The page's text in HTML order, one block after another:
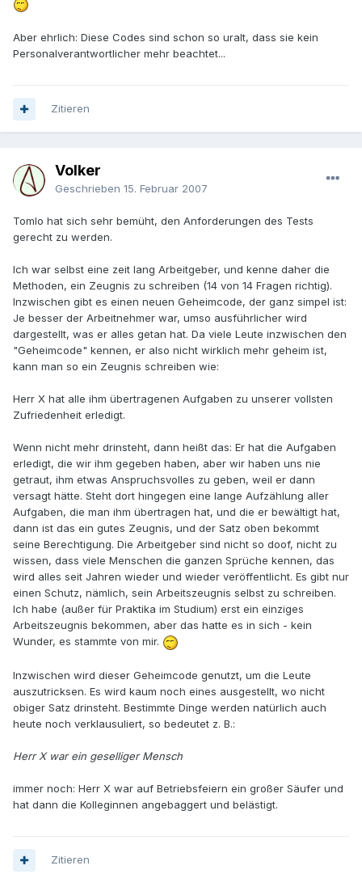
Aber ehrlich: Diese Codes sind schon so uralt, dass sie kein
Personalverantwortlicher mehr beachtet...
Zitieren
Volker
Geschrieben 15. Februar 2007
Tomlo hat sich sehr bemüht, den Anforderungen des Tests
gerecht zu werden.
Ich war selbst eine zeit lang Arbeitgeber, und kenne daher die
Methoden, ein Zeugnis zu schreiben (14 von 14 Fragen richtig).
Inzwischen gibt es einen neuen Geheimcode, der ganz simpel ist:
Je besser der Arbeitnehmer war, umso ausführlicher wird
dargestellt, was er alles getan hat. Da viele Leute inzwischen den
"Geheimcode" kennen, er also nicht wirklich mehr geheim ist,
kann man so ein Zeugnis schreiben wie:
Herr X hat alle ihm übertragenen Aufgaben zu unserer vollsten
Zufriedenheit erledigt.
Wenn nicht mehr drinsteht, dann heißt das: Er hat die Aufgaben
erledigt, die wir ihm gegeben haben, aber wir haben uns nie
getraut, ihm etwas Anspruchsvolles zu geben, weil er dann
versagt hätte. Steht dort hingegen eine lange Aufzählung aller
Aufgaben, die man ihm übertragen hat, und die er bewältigt hat,
dann ist das ein gutes Zeugnis, und der Satz oben bekommt
seine Berechtigung. Die Arbeitgeber sind nicht so doof, nicht zu
wissen, dass viele Menschen die ganzen Sprüche kennen, das
wird alles seit Jahren wieder und wieder veröffentlicht. Es gibt nur
einen Schutz, nämlich, sein Arbeitszeugnis selbst zu schreiben.
Ich habe (außer für Praktika im Studium) erst ein einziges
Arbeitszeugnis bekommen, aber das hatte es in sich - kein
Wunder, es stammte von mir.
Inzwischen wird dieser Geheimcode genutzt, um die Leute
auszutricksen. Es wird kaum noch eines ausgestellt, wo nicht
obiger Satz drinsteht. Bestimmte Dinge werden natürlich auch
heute noch verklausuliert, so bedeutet z. B.:
Herr X war ein geselliger Mensch
immer noch: Herr X war auf Betriebsfeiern ein großer Säufer und
hat dann die Kolleginnen angebaggert und belästigt.
Zitieren